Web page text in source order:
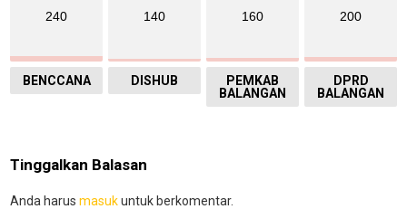
240
BENCCANA
140
DISHUB
160
PEMKAB
BALANGAN
200
DPRD
BALANGAN
Tinggalkan Balasan
Anda harus masukuntuk berkomentar.